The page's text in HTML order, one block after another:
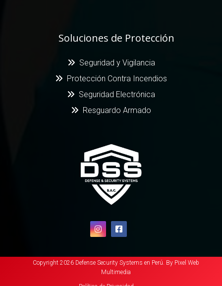
Soluciones de Protección
Seguridad y Vigilancia
Protección Contra Incendios
Seguridad Electrónica
Resguardo Armado
Copyright 2026 Defense Security Systems en Perú. By Pixel Web
Multimedia